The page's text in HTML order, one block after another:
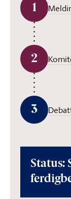
1
2
3
Status: